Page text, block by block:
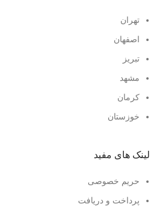
تهران
اصفهان
تبریز
مشهد
کرمان
خوزستان
لینک های مفید
حریم خصوصی
پرداخت و دریافت